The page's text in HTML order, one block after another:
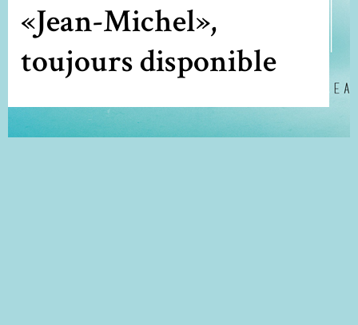
«Jean-Michel»,
toujours disponible